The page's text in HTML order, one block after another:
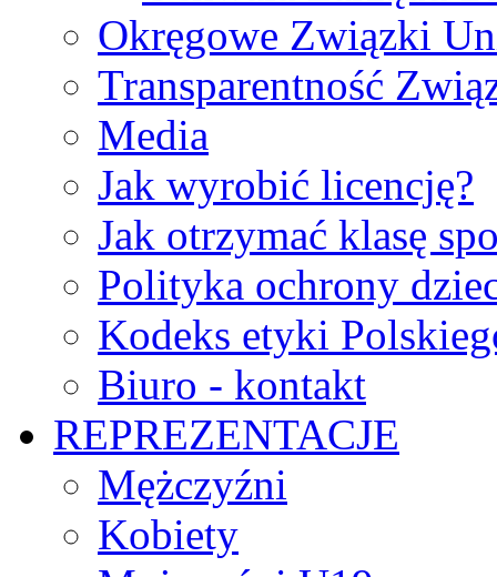
Okręgowe Związki
Transparentność
Media
Jak wyrobić licencję?
Jak otrzymać klasę
Polityka ochrony
Kodeks etyki
Biuro - kontakt
REPREZENTACJE
Mężczyźni
Kobiety